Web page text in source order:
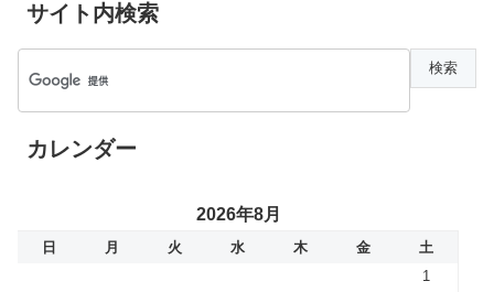
サイト内検索
カレンダー
2026年8月
日 月 火 水 木 金
土
1